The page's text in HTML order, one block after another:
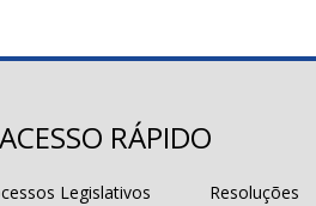
ACESSO RÁPIDO
Legislativos
Resoluções